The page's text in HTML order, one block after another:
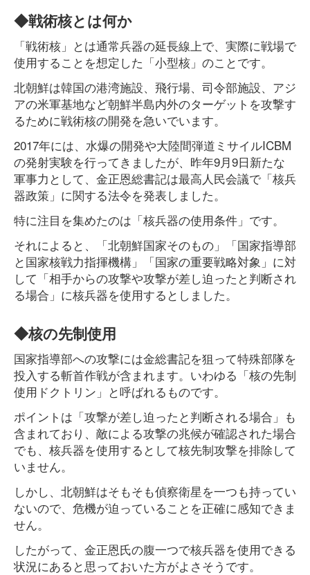
◆戦術核とは何か
「戦術核」とは通常兵器の延長線上で、実際に戦場で
使用することを想定した「小型核」のことです。
北朝鮮は韓国の港湾施設、飛行場、司令部施設、アジ
アの米軍基地など朝鮮半島内外のターゲットを攻撃す
るために戦術核の開発を急いでいます。
2017年には、水爆の開発や大陸間弾道ミサイルICBM
の発射実験を行ってきましたが、昨年9月9日新たな
軍事力として、金正恩総書記は最高人民会議で「核兵
器政策」に関する法令を発表しました。
特に注目を集めたのは「核兵器の使用条件」です。
それによると、「北朝鮮国家そのもの」「国家指導部
と国家核戦力指揮機構」「国家の重要戦略対象」に対
して「相手からの攻撃や攻撃が差し迫ったと判断され
る場合」に核兵器を使用するとしました。
◆核の先制使用
国家指導部への攻撃には金総書記を狙って特殊部隊を
投入する斬首作戦が含まれます。いわゆる「核の先制
使用ドクトリン」と呼ばれるものです。
ポイントは「攻撃が差し迫ったと判断される場合」も
含まれており、敵による攻撃の兆候が確認された場合
でも、核兵器を使用するとして核先制攻撃を排除して
いません。
しかし、北朝鮮はそもそも偵察衛星を一つも持ってい
ないので、危機が迫っていることを正確に感知できま
せん。
したがって、金正恩氏の腹一つで核兵器を使用できる
状況にあると思っておいた方がよさそうです。